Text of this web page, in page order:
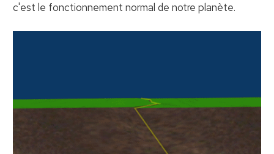
c'est le fonctionnement normal de notre planète.